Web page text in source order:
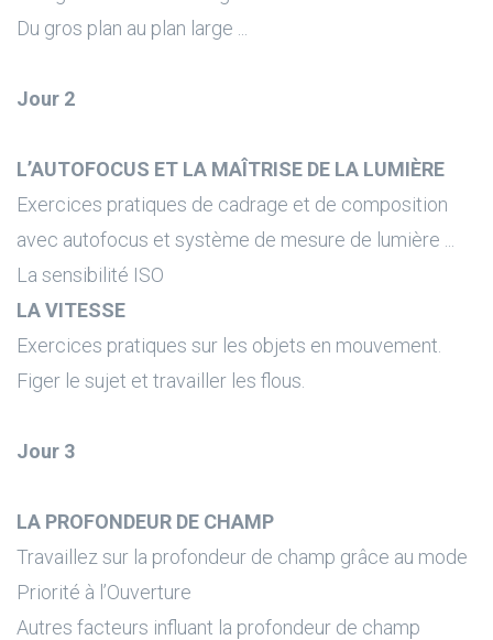
Du gros plan au plan large ...
Jour 2
L’AUTOFOCUS ET LA MAÎTRISE DE LA LUMIÈRE
Exercices pratiques de cadrage et de composition
avec autofocus et système de mesure de lumière ...
La sensibilité ISO
LA VITESSE
Exercices pratiques sur les objets en mouvement.
Figer le sujet et travailler les flous.
Jour 3
LA PROFONDEUR DE CHAMP
Travaillez sur la profondeur de champ grâce au mode
Priorité à l’Ouverture
Autres facteurs influant la profondeur de champ